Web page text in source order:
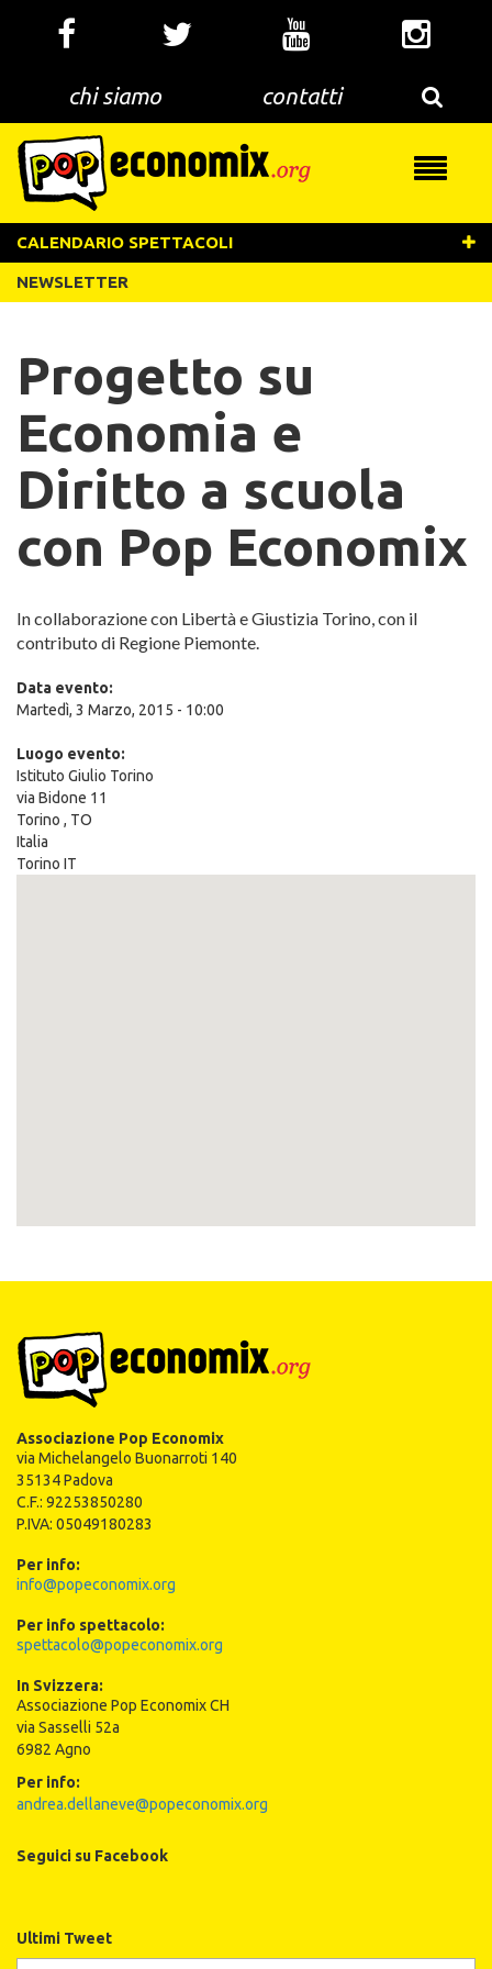
chi siamo contatti
Toggle
CALENDARIO SPETTACOLI
NEWSLETTER
Progetto su
Economia e
Diritto a scuola
con Pop Economix
In collaborazione con Libertà e Giustizia Torino, con il
contributo di Regione Piemonte.
Data evento:
Martedì, 3 Marzo, 2015 - 10:00
Luogo evento:
Istituto Giulio Torino
via Bidone 11
Torino , TO
Italia
Torino IT
Associazione Pop Economix
via Michelangelo Buonarroti 140
35134 Padova
C.F.: 92253850280
P.IVA: 05049180283
Per info:
info@popeconomix.org
Per info spettacolo:
spettacolo@popeconomix.org
In Svizzera:
Associazione Pop Economix CH
via Sasselli 52a
6982 Agno
Per info:
andrea.dellaneve@popeconomix.org
Seguici su Facebook
Ultimi Tweet